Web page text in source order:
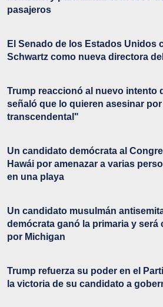
pasajeros
El Senado de los Estados Unidos
Schwartz como nueva directora
Trump reaccionó al nuevo intento
señaló que lo quieren asesinar
transcendental"
Un candidato demócrata al
Hawái por amenazar a varias
en una playa
Un candidato musulmán
demócrata ganó la primaria y será
por Michigan
Trump refuerza su poder en el
la victoria de su candidato a